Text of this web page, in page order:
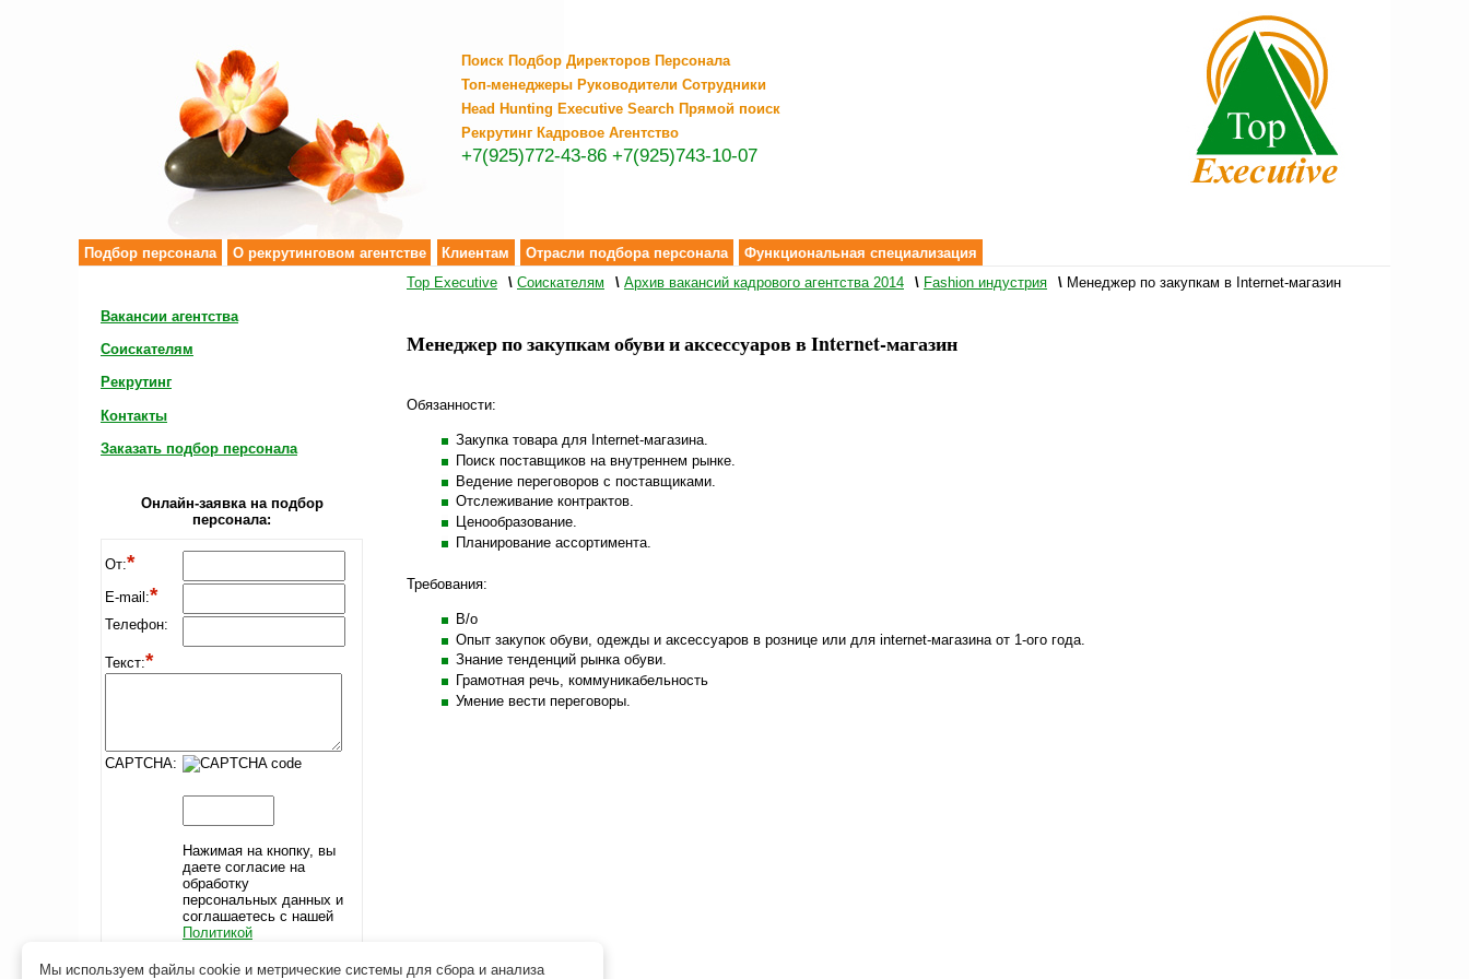
Поиск Подбор Директоров Персонала
Топ-менеджеры Руководители Сотрудники
Head Hunting Executive Search Прямой поиск
Рекрутинг Кадровое Агентство
+7(925)772-43-86 +7(925)743-10-07
Подбор персонала О рекрутинговом агентстве Клиентам Отрасли подбора персонала Функциональная специализация
Вакансии агентства
Соискателям
Рекрутинг
Контакты
Заказать подбор персонала
Онлайн-заявка на подбор
персонала:
От:*
E-mail:*
Телефон:
Текст:*
CAPTCHA:
Нажимая на кнопку, вы
даете согласие на
обработку
персональных данных и
соглашаетесь c нашей
Политикой
Top Executive \ Соискателям \ Архив вакансий кадрового агентства 2014 \ Fashion индустрия \ Менеджер по закупкам в Internet-магазин
Менеджер по закупкам обуви и аксессуаров в Internet-магазин
Обязанности:
Закупка товара для Internet-магазина.
Поиск поставщиков на внутреннем рынке.
Ведение переговоров с поставщиками.
Отслеживание контрактов.
Ценообразование.
Планирование ассортимента.
Требования:
В/о
Опыт закупок обуви, одежды и аксессуаров в рознице или для internet-магазина от 1-ого года.
Знание тенденций рынка обуви.
Грамотная речь, коммуникабельность
Умение вести переговоры.
Мы используем файлы cookie и метрические системы для сбора и анализа